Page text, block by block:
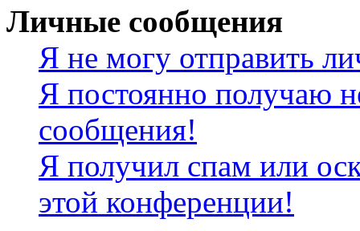
Личные сообщения
Я не могу отправить
Я постоянно получаю
сообщения!
Я получил спам или
этой конференции!